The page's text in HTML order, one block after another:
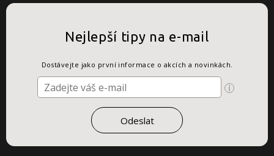
Nejlepší tipy na e-mail
Dostávejte jako první informace o akcích a novinkách.